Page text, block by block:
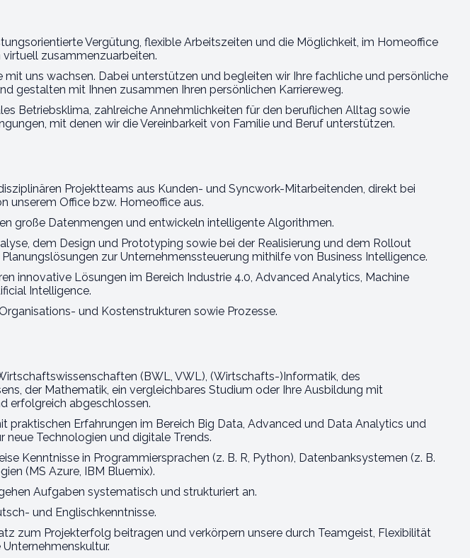
Vergütung, flexible Arbeitszeiten und die Möglichkeit, im Homeoffice
zusammenzuarbeiten.
mit uns wachsen. Dabei unterstützen und begleiten wir Ihre fachliche und persönliche
gestalten mit Ihnen zusammen Ihren persönlichen Karriereweg.
Betriebsklima, zahlreiche Annehmlichkeiten für den beruflichen Alltag sowie
mit denen wir die Vereinbarkeit von Familie und Beruf unterstützen.
Projektteams aus Kunden- und Syncwork-Mitarbeitenden, direkt bei
unserem Office bzw. Homeoffice aus.
große Datenmengen und entwickeln intelligente Algorithmen.
dem Design und Prototyping sowie bei der Realisierung und dem Rollout
zur Unternehmenssteuerung mithilfe von Business Intelligence.
innovative Lösungen im Bereich Industrie 4.0, Advanced Analytics, Machine
Intelligence.
und Kostenstrukturen sowie Prozesse.
(BWL, VWL), (Wirtschafts-)Informatik, des
der Mathematik, ein vergleichbares Studium oder Ihre Ausbildung mit
erfolgreich abgeschlossen.
praktischen Erfahrungen im Bereich Big Data, Advanced und Data Analytics und
neue Technologien und digitale Trends.
Kenntnisse in Programmiersprachen (z. B. R, Python), Datenbanksystemen (z. B.
(MS Azure, IBM Bluemix).
Aufgaben systematisch und strukturiert an.
und Englischkenntnisse.
zum Projekterfolg beitragen und verkörpern unsere durch Teamgeist, Flexibilität